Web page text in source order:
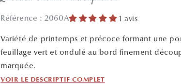
Référence : 2060A 1 avis
Variété de printemps et précoce formant une
feuillage vert et ondulé au bord finement
marquée.
VOIR LE DESCRIPTIF COMPLET